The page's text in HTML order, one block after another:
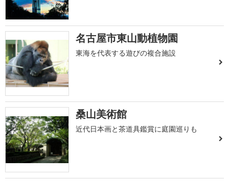
名古屋市東山動植物園
東海を代表する遊びの複合施設
桑山美術館
近代日本画と茶道具鑑賞に庭園巡りも